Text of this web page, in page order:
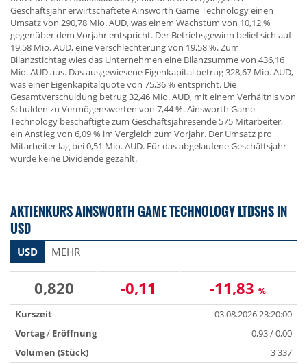
Geschäftsjahr erwirtschaftete Ainsworth Game Technology einen
Umsatz von 290,78 Mio. AUD, was einem Wachstum von 10,12 %
gegenüber dem Vorjahr entspricht. Der Betriebsgewinn belief sich auf
19,58 Mio. AUD, eine Verschlechterung von 19,58 %. Zum
Bilanzstichtag wies das Unternehmen eine Bilanzsumme von 436,16
Mio. AUD aus. Das ausgewiesene Eigenkapital betrug 328,67 Mio. AUD,
was einer Eigenkapitalquote von 75,36 % entspricht. Die
Gesamtverschuldung betrug 32,46 Mio. AUD, mit einem Verhältnis von
Schulden zu Vermögenswerten von 7,44 %. Ainsworth Game
Technology beschäftigte zum Geschäftsjahresende 575 Mitarbeiter,
ein Anstieg von 6,09 % im Vergleich zum Vorjahr. Der Umsatz pro
Mitarbeiter lag bei 0,51 Mio. AUD. Für das abgelaufene Geschäftsjahr
wurde keine Dividende gezahlt.
AKTIENKURS AINSWORTH GAME TECHNOLOGY LTDSHS IN
USD
USD MEHR
0,820 -0,11 -11,83 %
Kurszeit
03.08.2026 23:20:00
Vortag/ Eröffnung
0,93 / 0,00
Volumen (Stück)
3 337